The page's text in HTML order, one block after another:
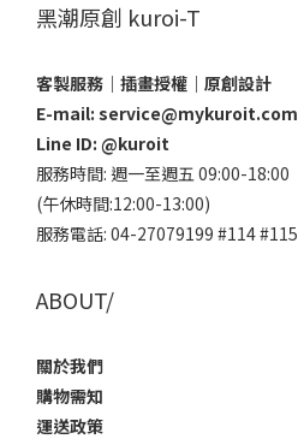
黑潮原創 kuroi-T
客製服務｜插畫授權｜原創設計
E-mail: service@mykuroit.com
Line ID: @kuroit
服務時間: 週一至週五 09:00-18:00
(午休時間:12:00-13:00)
服務電話: 04-27079199 #114 #115
ABOUT/
關於我們
購物需知
運送政策